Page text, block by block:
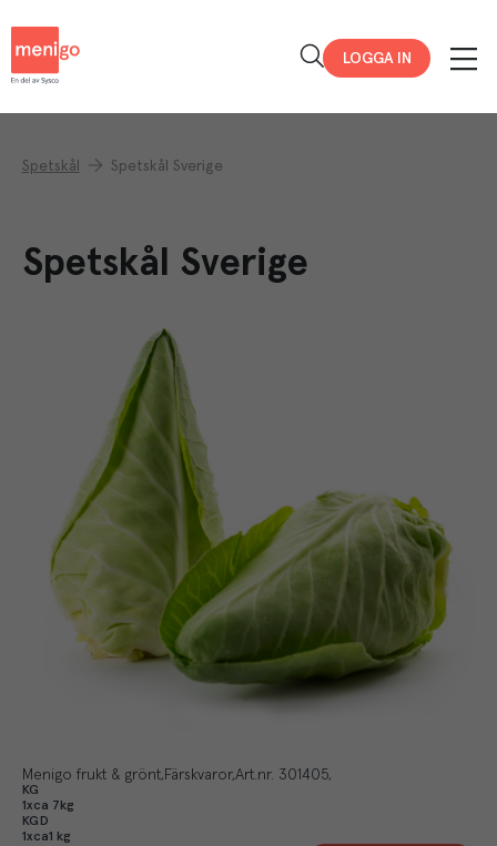
LOGGA IN
Spetskål Spetskål Sverige
Spetskål Sverige
Menigo frukt & grönt Färskvaror Art.nr. 301405
KG
1xca 7kg
KGD
1xca1 kg